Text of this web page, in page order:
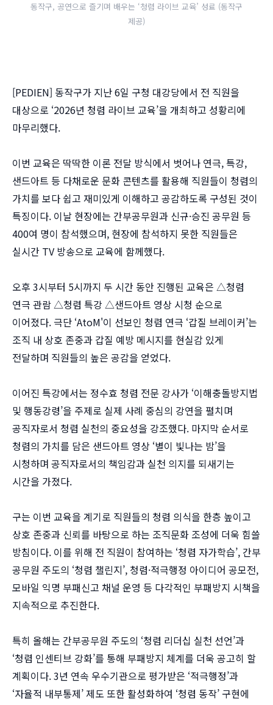
동작구, 공연으로 즐기며 배우는 ‘청렴 라이브 교육’ 성료 (동작구
제공)
[PEDIEN] 동작구가 지난 6일 구청 대강당에서 전 직원을
대상으로 ‘2026년 청렴 라이브 교육’을 개최하고 성황리에
마무리했다.
이번 교육은 딱딱한 이론 전달 방식에서 벗어나 연극, 특강,
샌드아트 등 다채로운 문화 콘텐츠를 활용해 직원들이 청렴의
가치를 보다 쉽고 재미있게 이해하고 공감하도록 구성된 것이
특징이다. 이날 현장에는 간부공무원과 신규·승진 공무원 등
400여 명이 참석했으며, 현장에 참석하지 못한 직원들은
실시간 TV 방송으로 교육에 함께했다.
오후 3시부터 5시까지 두 시간 동안 진행된 교육은 △청렴
연극 관람 △청렴 특강 △샌드아트 영상 시청 순으로
이어졌다. 극단 ‘AtoM'이 선보인 청렴 연극 ‘갑질 브레이커’는
조직 내 상호 존중과 갑질 예방 메시지를 현실감 있게
전달하며 직원들의 높은 공감을 얻었다.
이어진 특강에서는 정수효 청렴 전문 강사가 ‘이해충돌방지법
및 행동강령’을 주제로 실제 사례 중심의 강연을 펼치며
공직자로서 청렴 실천의 중요성을 강조했다. 마지막 순서로
청렴의 가치를 담은 샌드아트 영상 ‘별이 빛나는 밤’을
시청하며 공직자로서의 책임감과 실천 의지를 되새기는
시간을 가졌다.
구는 이번 교육을 계기로 직원들의 청렴 의식을 한층 높이고
상호 존중과 신뢰를 바탕으로 하는 조직문화 조성에 더욱 힘쓸
방침이다. 이를 위해 전 직원이 참여하는 ‘청렴 자가학습’, 간부
공무원 주도의 ‘청렴 챌린지’, 청렴·적극행정 아이디어 공모전,
모바일 익명 부패신고 채널 운영 등 다각적인 부패방지 시책을
지속적으로 추진한다.
특히 올해는 간부공무원 주도의 ‘청렴 리더십 실천 선언’과
‘청렴 인센티브 강화’를 통해 부패방지 체계를 더욱 공고히 할
계획이다. 3년 연속 우수기관으로 평가받은 ‘적극행정’과
‘자율적 내부통제’ 제도 또한 활성화하여 ‘청렴 동작’ 구현에